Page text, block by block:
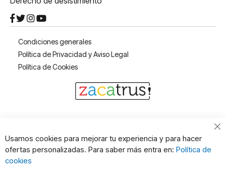
Condiciones generales
Política de Privacidad y Aviso Legal
Política de Cookies
Usamos cookies para mejorar tu experiencia y para hacer
ofertas personalizadas. Para saber más entra en: Política de
cookies